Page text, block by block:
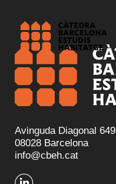
Avinguda Diagonal 649
08028 Barcelona
info@cbeh.cat